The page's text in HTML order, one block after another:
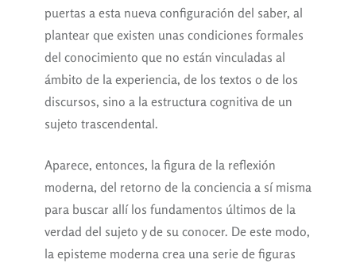
puertas a esta nueva configuración del saber, al
plantear que existen unas condiciones formales
del conocimiento que no están vinculadas al
ámbito de la experiencia, de los textos o de los
discursos, sino a la estructura cognitiva de un
sujeto trascendental.
Aparece, entonces, la figura de la reflexión
moderna, del retorno de la conciencia a sí misma
para buscar allí los fundamentos últimos de la
verdad del sujeto y de su conocer. De este modo,
la episteme moderna crea una serie de figuras